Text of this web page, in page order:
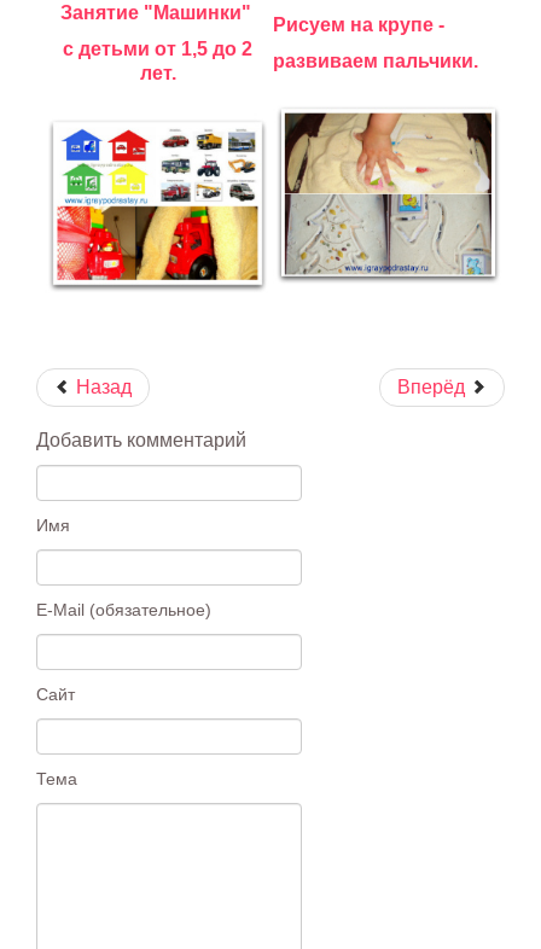
Занятие "Машинки"
с детьми от 1,5 до 2
лет.
Рисуем на крупе -
развиваем пальчики.
Назад Вперёд
Добавить комментарий
Имя
E-Mail (обязательное)
Сайт
Тема